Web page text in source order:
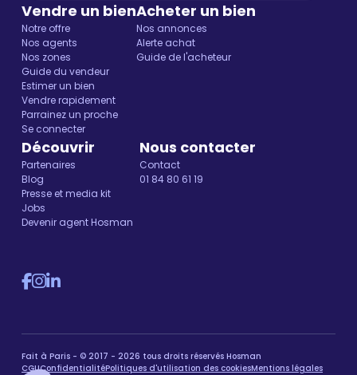
Vendre un bien
Notre offre
Nos agents
Nos zones
Guide du vendeur
Estimer un bien
Vendre rapidement
Parrainez un proche
Se connecter
Acheter un bien
Nos annonces
Alerte achat
Guide de l'acheteur
Découvrir
Partenaires
Blog
Presse et media kit
Jobs
Devenir agent Hosman
Nous contacter
Contact
01 84 80 61 19
Fait à Paris - © 2017 - 2026 tous droits réservés Hosman
CGUConfidentialitéPolitiques d'utilisation des cookiesMentions légales